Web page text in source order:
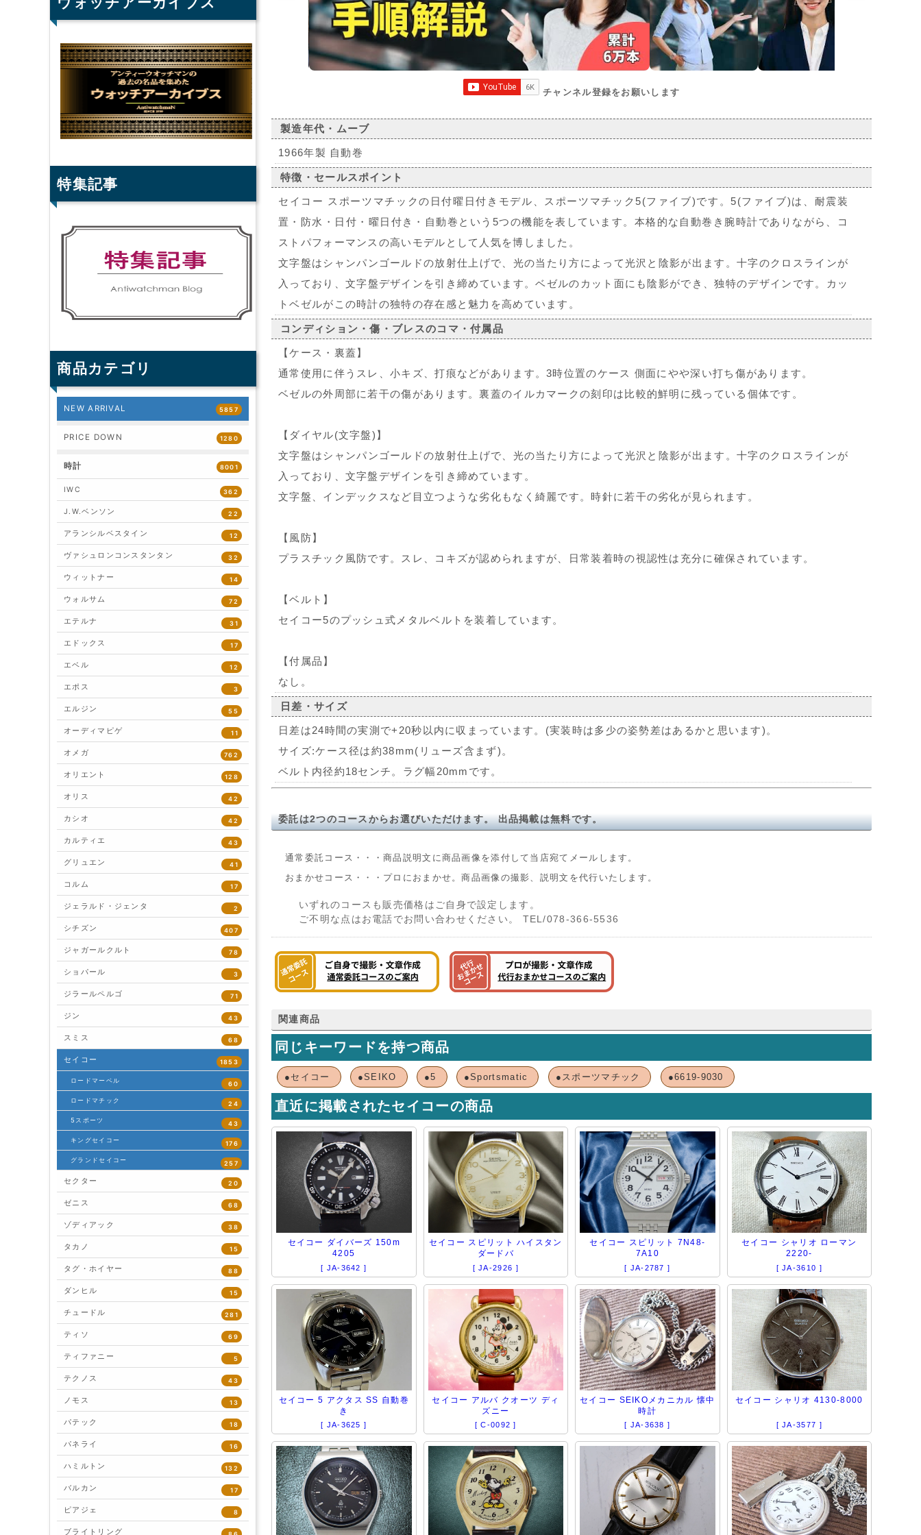
チャンネル登録をお願いします
製造年代・ムーブ
1966年製 自動巻
特徴・セールスポイント
セイコー スポーツマチックの日付曜日付きモデル、スポーツマチック5(ファイブ)です。5(ファイブ)は、耐震装
置・防水・日付・曜日付き・自動巻という5つの機能を表しています。本格的な自動巻き腕時計でありながら、コ
ストパフォーマンスの高いモデルとして人気を博しました。
文字盤はシャンパンゴールドの放射仕上げで、光の当たり方によって光沢と陰影が出ます。十字のクロスラインが
入っており、文字盤デザインを引き締めています。ベゼルのカット面にも陰影ができ、独特のデザインです。カッ
トベゼルがこの時計の独特の存在感と魅力を高めています。
コンディション・傷・ブレスのコマ・付属品
【ケース・裏蓋】
通常使用に伴うスレ、小キズ、打痕などがあります。3時位置のケース 側面にやや深い打ち傷があります。
ベゼルの外周部に若干の傷があります。裏蓋のイルカマークの刻印は比較的鮮明に残っている個体です。
【ダイヤル(文字盤)】
文字盤はシャンパンゴールドの放射仕上げで、光の当たり方によって光沢と陰影が出ます。十字のクロスラインが
入っており、文字盤デザインを引き締めています。
文字盤、インデックスなど目立つような劣化もなく綺麗です。時針に若干の劣化が見られます。
【風防】
プラスチック風防です。スレ、コキズが認められますが、日常装着時の視認性は充分に確保されています。
【ベルト】
セイコー5のプッシュ式メタルベルトを装着しています。
【付属品】
なし。
日差・サイズ
日差は24時間の実測で+20秒以内に収まっています。(実装時は多少の姿勢差はあるかと思います)。
サイズ:ケース径は約38mm(リューズ含まず)。
ベルト内径約18センチ。ラグ幅20mmです。
委託は2つのコースからお選びいただけます。 出品掲載は無料です。
通常委託コース・・・商品説明文に商品画像を添付して当店宛てメールします。
おまかせコース・・・プロにおまかせ。商品画像の撮影、説明文を代行いたします。
いずれのコースも販売価格はご自身で設定します。
ご不明な点はお電話でお問い合わせください。 TEL/078-366-5536
関連商品
同じキーワードを持つ商品
●セイコー ●SEIKO ●5 ●Sportsmatic ●スポーツマチック ●6619-9030
直近に掲載されたセイコーの商品
セイコー ダイバーズ 150m
4205
[ JA-3642 ]
セイコー スピリット ハイスタン
ダードバ
[ JA-2926 ]
セイコー スピリット 7N48-
7A10
[ JA-2787 ]
セイコー シャリオ ローマン
2220-
[ JA-3610 ]
セイコー 5 アクタス SS 自動巻
き
[ JA-3625 ]
セイコー アルバ クオーツ ディ
ズニー
[ C-0092 ]
セイコー SEIKOメカニカル 懐中
時計
[ JA-3638 ]
セイコー シャリオ 4130-8000
[ JA-3577 ]
特集記事
商品カテゴリ
NEW ARRIVAL 5857
PRICE DOWN 1280
時計 8001
IWC 362
J.W.ベンソン 22
アランシルベスタイン 12
ヴァシュロンコンスタンタン 32
ウィットナー 14
ウォルサム 72
エテルナ 31
エドックス 17
エベル 12
エポス 3
エルジン 55
オーディマピゲ 11
オメガ 762
オリエント 128
オリス 42
カシオ 42
カルティエ 43
グリュエン 41
コルム 17
ジェラルド・ジェンタ 2
シチズン 407
ジャガールクルト 78
ショパール 3
ジラールペルゴ 71
ジン 43
スミス 68
セイコー 1853
ロードマーベル 60
ロードマチック 24
5スポーツ 43
キングセイコー 176
グランドセイコー 257
セクター 20
ゼニス 68
ゾディアック 38
タカノ 15
タグ・ホイヤー 88
ダンヒル 15
チュードル 281
ティソ 69
ティファニー 5
テクノス 43
ノモス 13
パテック 18
パネライ 16
ハミルトン 132
バルカン 17
ピアジェ 8
ブライトリング